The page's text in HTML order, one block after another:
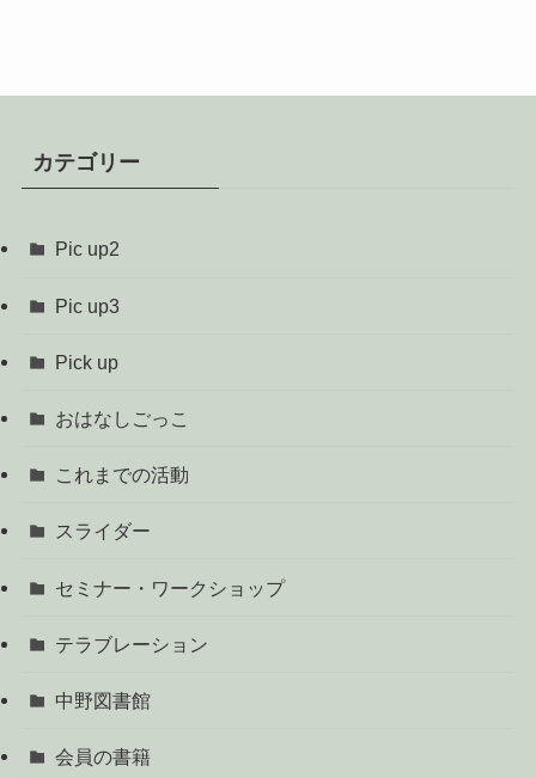
カテゴリー
Pic up2
Pic up3
Pick up
おはなしごっこ
これまでの活動
スライダー
セミナー・ワークショップ
テラブレーション
中野図書館
会員の書籍